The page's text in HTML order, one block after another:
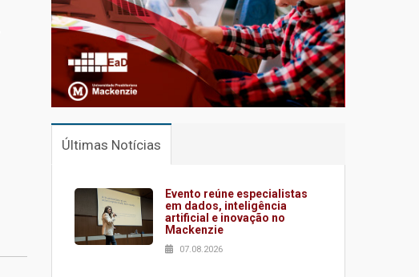
Últimas Notícias
Evento reúne especialistas
em dados, inteligência
artificial e inovação no
Mackenzie
07.08.2026